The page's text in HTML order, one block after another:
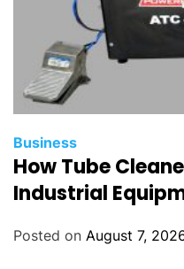
Business
How Tube
Industrial
Posted on August 7,